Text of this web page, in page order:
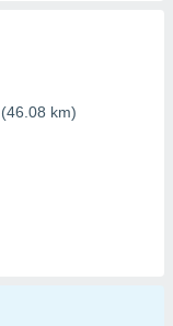
(46.08 km)